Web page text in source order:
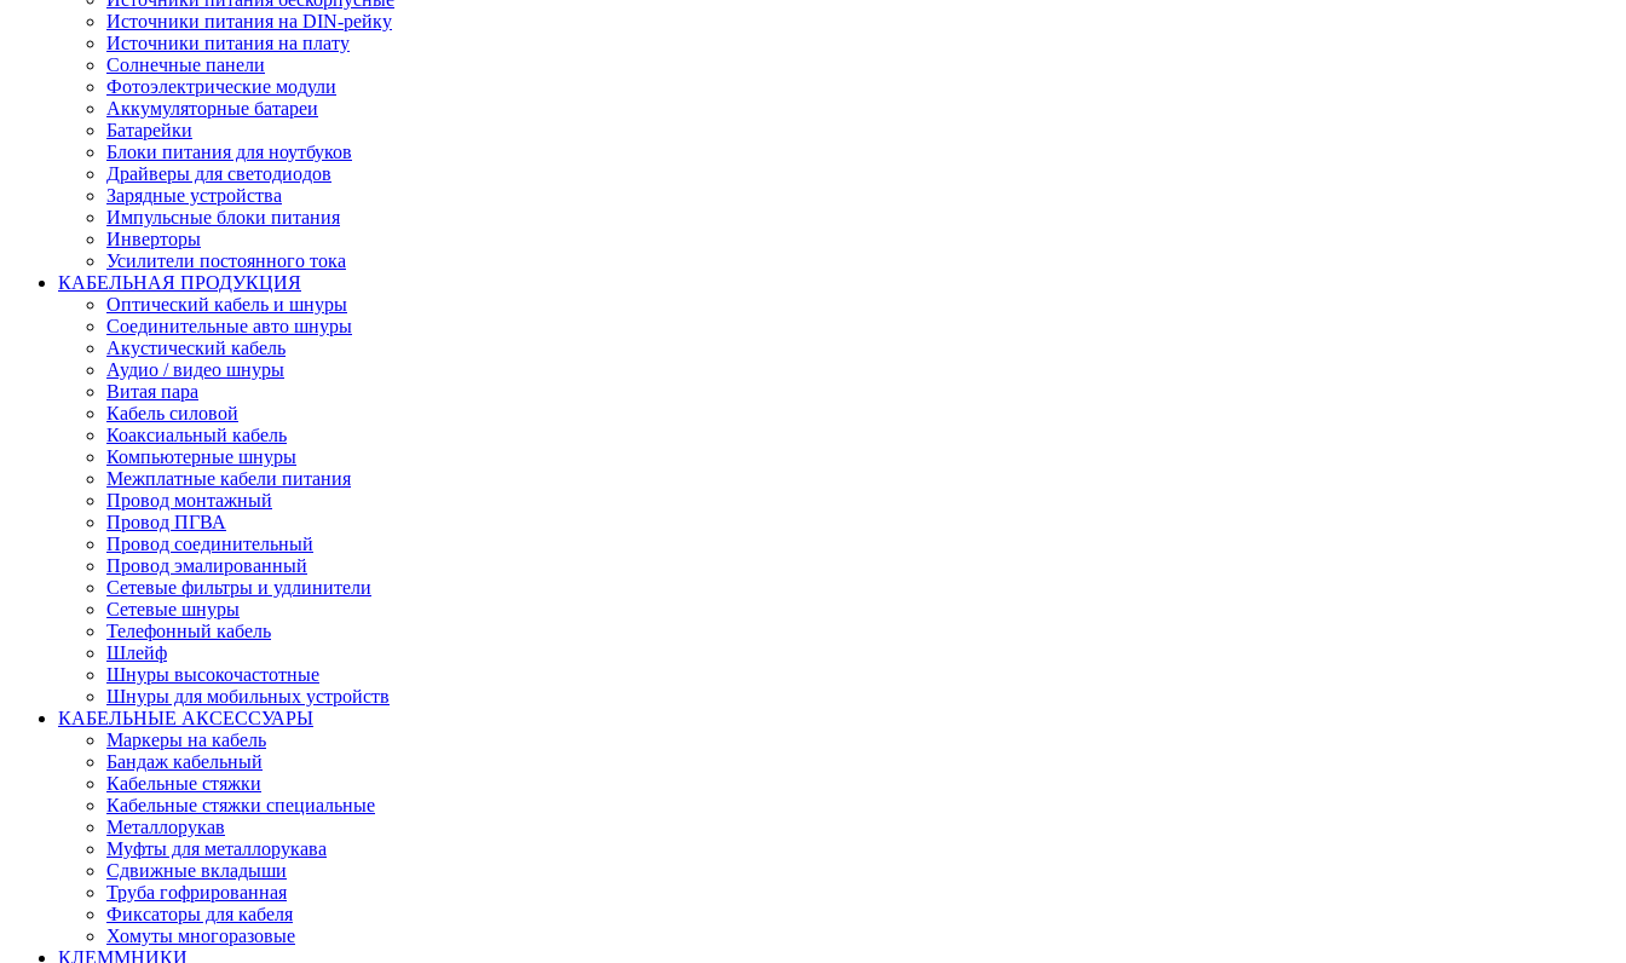
Источники питания на DIN-рейку
Источники питания на плату
Солнечные панели
Фотоэлектрические модули
Аккумуляторные батареи
Батарейки
Блоки питания для ноутбуков
Драйверы для светодиодов
Зарядные устройства
Импульсные блоки питания
Инверторы
Усилители постоянного тока
КАБЕЛЬНАЯ ПРОДУКЦИЯ
Оптический кабель и шнуры
Соединительные авто шнуры
Акустический кабель
Аудио / видео шнуры
Витая пара
Кабель силовой
Коаксиальный кабель
Компьютерные шнуры
Межплатные кабели питания
Провод монтажный
Провод ПГВА
Провод соединительный
Провод эмалированный
Сетевые фильтры и удлинители
Сетевые шнуры
Телефонный кабель
Шлейф
Шнуры высокочастотные
Шнуры для мобильных устройств
КАБЕЛЬНЫЕ АКСЕССУАРЫ
Маркеры на кабель
Бандаж кабельный
Кабельные стяжки
Кабельные стяжки специальные
Металлорукав
Муфты для металлорукава
Сдвижные вкладыши
Труба гофрированная
Фиксаторы для кабеля
Хомуты многоразовые
КЛЕММНИКИ